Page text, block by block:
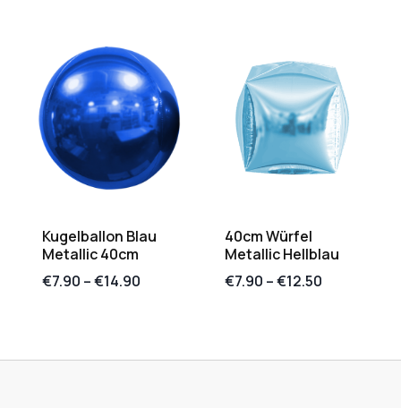
Kugelballon Blau
Metallic 40cm
€7.90 –€14.90
40cm Würfel
Metallic Hellblau
€7.90 –€12.50